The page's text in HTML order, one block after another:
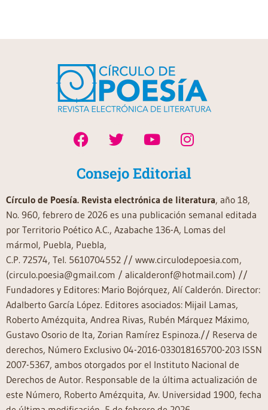
Consejo Editorial
Círculo de Poesía. Revista electrónica de literatura, año 18,
No. 960, febrero de 2026 es una publicación semanal editada
por Territorio Poético A.C., Azabache 136-A, Lomas del
mármol, Puebla, Puebla,
C.P. 72574, Tel. 5610704552 // www.circulodepoesia.com,
(circulo.poesia@gmail.com / alicalderonf@hotmail.com) //
Fundadores y Editores: Mario Bojórquez, Alí Calderón. Director:
Adalberto García López. Editores asociados: Mijail Lamas,
Roberto Amézquita, Andrea Rivas, Rubén Márquez Máximo,
Gustavo Osorio de Ita, Zorian Ramírez Espinoza.// Reserva de
derechos, Número Exclusivo 04-2016-033018165700-203 ISSN
2007-5367, ambos otorgados por el Instituto Nacional de
Derechos de Autor. Responsable de la última actualización de
este Número, Roberto Amézquita, Av. Universidad 1900, fecha